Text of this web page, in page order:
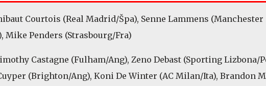
Courtois (Real Madrid/Špa), Senne Lammens (Manchester
Mike Penders (Strasbourg/Fra)
Castagne (Fulham/Ang), Zeno Debast (Sporting Lizbona/
(Brighton/Ang), Koni De Winter (AC Milan/Ita), Brandon